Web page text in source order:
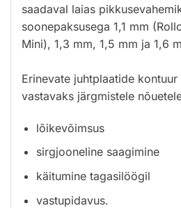
saadaval laias
soonepaksusega 1,1 mm
Mini), 1,3 mm, 1,5 mm ja 1,6
Erinevate juhtplaatide
vastavaks järgmistele
lõikevõimsus
sirgjooneline saagimine
käitumine tagasilöögil
vastupidavus.